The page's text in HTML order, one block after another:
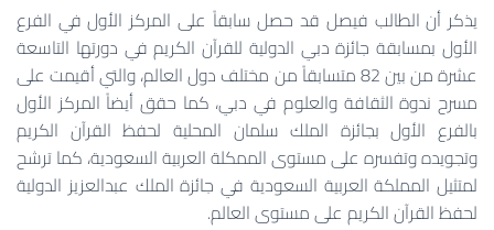
يذكر أن الطالب فيصل قد حصل سابقاً على المركز الأول في الفرع
الأول بمسابقة جائزة دبي الدولية للقرآن الكريم في دورتها التاسعة
عشرة من بين 82 متسابقاً من مختلف دول العالم، والتي أقيمت على
مسرح ندوة الثقافة والعلوم في دبي، كما حقق أيضاً المركز الأول
بالفرع الأول بجائزة الملك سلمان المحلية لحفظ القرآن الكريم
وتجويده وتفسره على مستوى الممكلة العربية السعودية، كما ترشح
لمتثيل المملكة العربية السعودية في جائزة الملك عبدالعزيز الدولية
لحفظ القرآن الكريم على مستوى العالم.